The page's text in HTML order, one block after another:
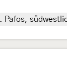
Pafos,